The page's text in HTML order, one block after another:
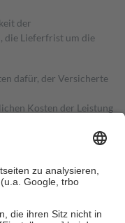
der
die Lieferfrist um die
dafür, der Versicherte
Kosten der Leistung